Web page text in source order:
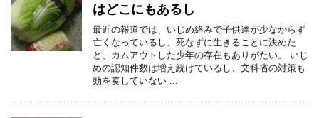
はどこにもあるし
最近の報道では、いじめ絡みで子供達が少なからず
亡くなっているし、死なずに生きることに決めた
と、カムアウトした少年の存在もありがたい。 いじ
めの認知件数は増え続けているし、文科省の対策も
効を奏していない ...